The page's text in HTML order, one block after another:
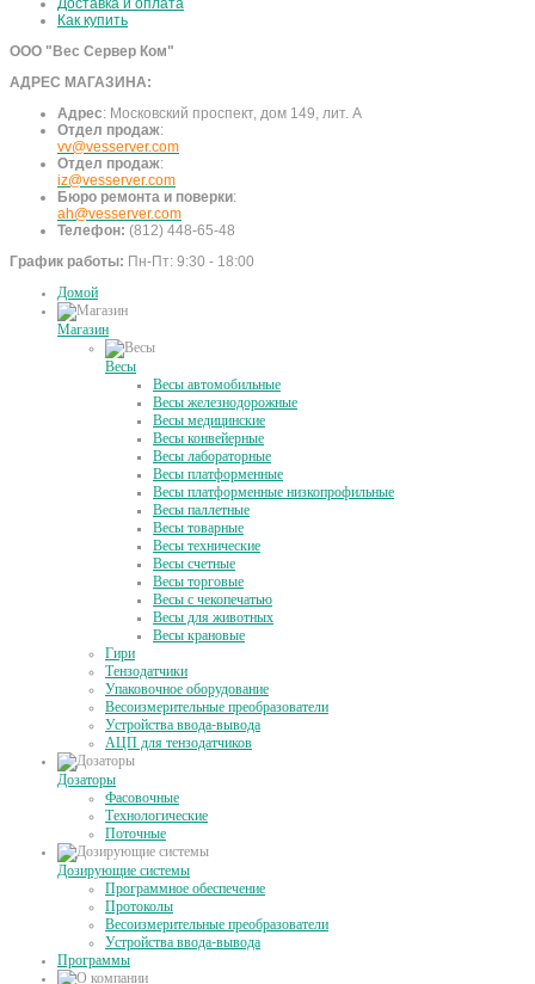
Доставка и оплата
Как купить
ООО "Вес Сервер Ком"
АДРЕС МАГАЗИНА:
Адрес: Московский проспект, дом 149, лит. А
Отдел продаж:
vv@vesserver.com
Отдел продаж:
iz@vesserver.com
Бюро ремонта и поверки:
ah@vesserver.com
Телефон: (812) 448-65-48
График работы: Пн-Пт: 9:30 - 18:00
Домой
Магазин
Весы
Весы автомобильные
Весы железнодорожные
Весы медицинские
Весы конвейерные
Весы лабораторные
Весы платформенные
Весы платформенные низкопрофильные
Весы паллетные
Весы товарные
Весы технические
Весы счетные
Весы торговые
Весы с чекопечатью
Весы для животных
Весы крановые
Гири
Тензодатчики
Упаковочное оборудование
Весоизмерительные преобразователи
Устройства ввода-вывода
АЦП для тензодатчиков
Дозаторы
Фасовочные
Технологические
Поточные
Дозирующие системы
Программное обеспечение
Протоколы
Весоизмерительные преобразователи
Устройства ввода-вывода
Программы